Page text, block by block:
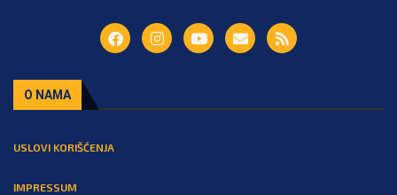
O NAMA
USLOVI KORIŠĆENJA
IMPRESSUM